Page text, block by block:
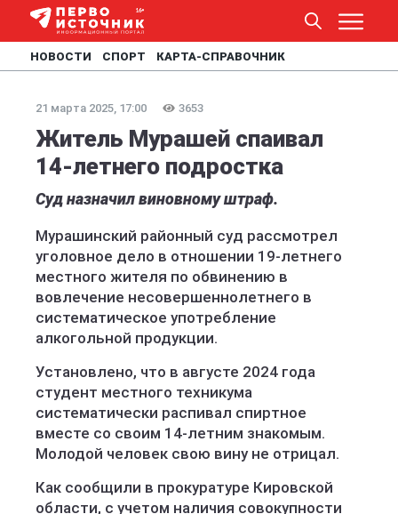
НОВОСТИ СПОРТ КАРТА-СПРАВОЧНИК
21 марта 2025, 17:00 3653
Житель Мурашей спаивал
14-летнего подростка
Суд назначил виновному штраф.
Мурашинский районный суд рассмотрел
уголовное дело в отношении 19-летнего
местного жителя по обвинению в
вовлечение несовершеннолетнего в
систематическое употребление
алкогольной продукции.
Установлено, что в августе 2024 года
студент местного техникума
систематически распивал спиртное
вместе со своим 14-летним знакомым.
Молодой человек свою вину не отрицал.
Как сообщили в прокуратуре Кировской
области, с учетом наличия совокупности